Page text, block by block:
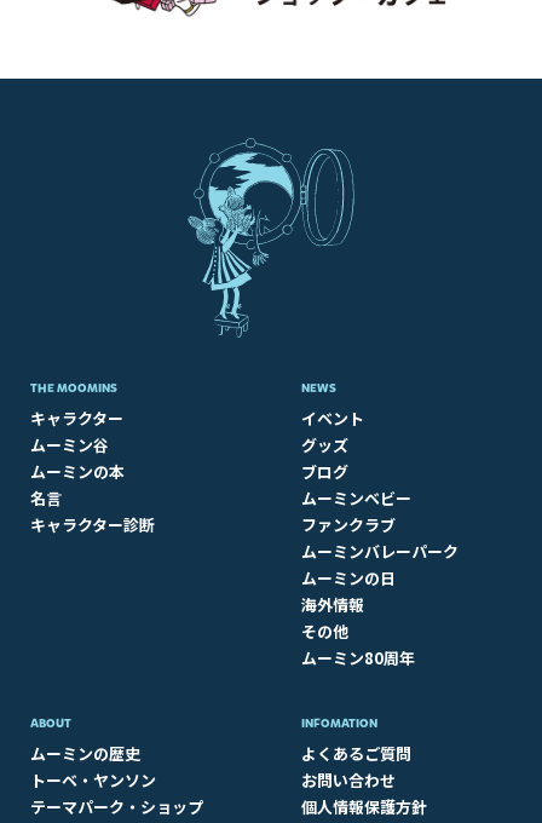
THE MOOMINS
キャラクター
ムーミン谷
ムーミンの本
名言
キャラクター診断
NEWS
イベント
グッズ
ブログ
ムーミンベビー
ファンクラブ
ムーミンバレーパーク
ムーミンの日
海外情報
その他
ムーミン80周年
ABOUT​
ムーミンの歴史
トーベ・ヤンソン
テーマパーク・ショップ
INFOMATION
よくあるご質問
お問い合わせ
個人情報保護方針